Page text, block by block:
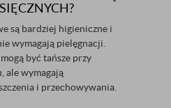
są bardziej higieniczne i
wymagają pielęgnacji.
być tańsze przy
ale wymagają
i przechowywania.